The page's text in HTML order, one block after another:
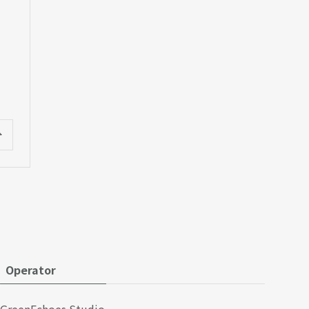
Operator